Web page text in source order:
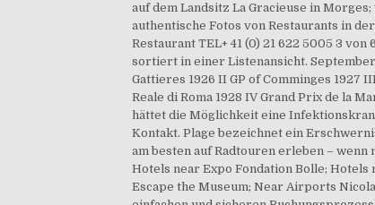
auf dem Landsitz La Gracieuse in
authentische Fotos von Restaurants in
Restaurant TEL+ 41 (0) 21 622 5005 3
sortiert in einer Listenansicht. September
Gattieres 1926 II GP of Comminges 1927
Reale di Roma 1928 IV Grand Prix de la
hättet die Möglichkeit eine
Kontakt. Plage bezeichnet ein
am besten auf Radtouren erleben –
Hotels near Expo Fondation Bolle;
Escape the Museum; Near Airports